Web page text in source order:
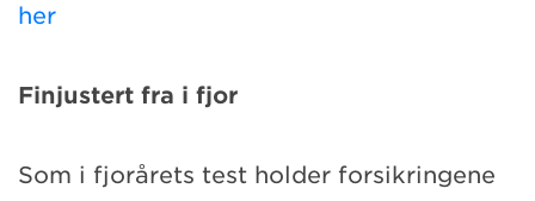
her
Finjustert fra i fjor
Som i fjorårets test holder forsikringene